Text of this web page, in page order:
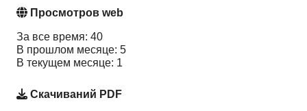
Просмотров web
За все время: 40
В прошлом месяце: 5
В текущем месяце: 1
Скачиваний PDF